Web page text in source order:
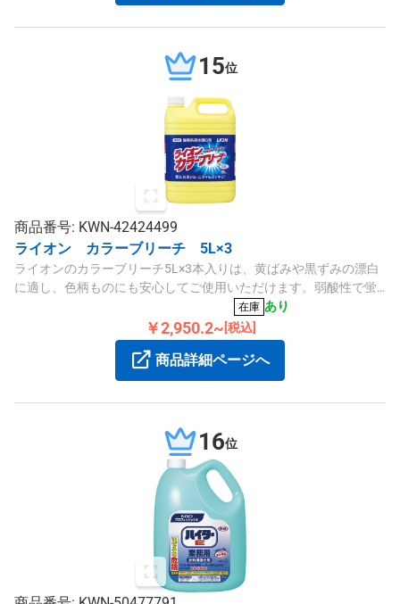
15位
商品番号: KWN-42424499
ライオン カラーブリーチ 5L×3
ライオンのカラーブリーチ5L×3本入りは、黄ばみや黒ずみの漂白
に適し、色柄ものにも安心してご使用いただけます。弱酸性で蛍
在庫 あり
￥2,950.2~ [税込]
商品詳細ページへ
16位